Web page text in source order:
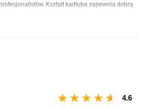
Kształt kadłuba zapewnia dobrą
dla jachtów od 2017
4.6